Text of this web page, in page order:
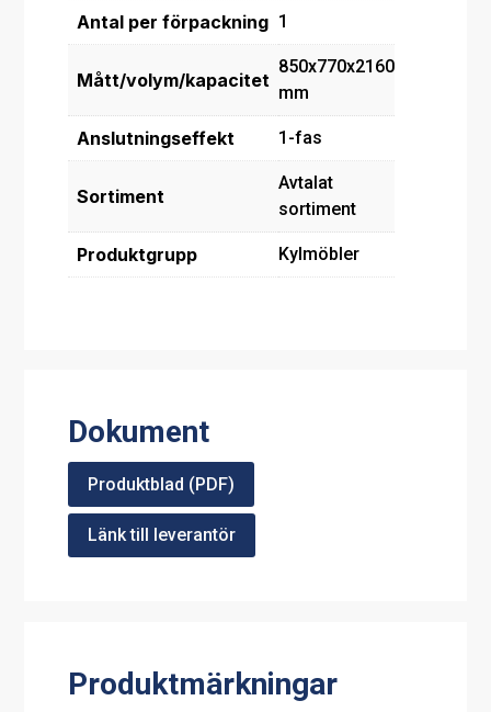
Antal per förpackning 1
Mått/volym/kapacitet
850x770x2160
mm
Anslutningseffekt 1-fas
Sortiment
Avtalat
sortiment
Produktgrupp Kylmöbler
Dokument
Produktblad (PDF)
Länk till leverantör
Produktmärkningar